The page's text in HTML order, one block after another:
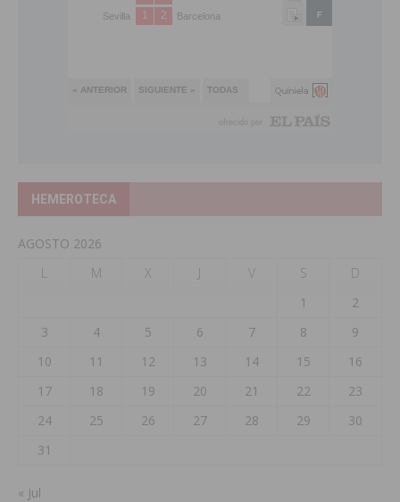
HEMEROTECA
AGOSTO 2026
L
M X J V S
D
1
2
3
4 5 6 7 8
9
10
11 12 13 14 15
16
17
18 19 20 21 22
23
24
25 26 27 28 29
30
31
« Jul